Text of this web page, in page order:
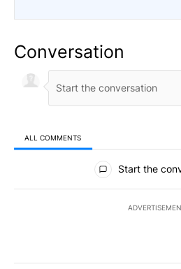
Conversation
ALL COMMENTS
All Comments
Start the